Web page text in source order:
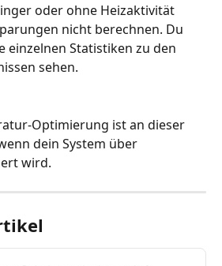
oder ohne Heizaktivität
nicht berechnen. Du
einzelnen Statistiken zu den
sehen.
Optimierung ist an dieser
dein System über
wird.